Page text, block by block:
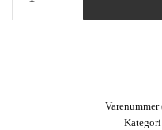
Varenummer